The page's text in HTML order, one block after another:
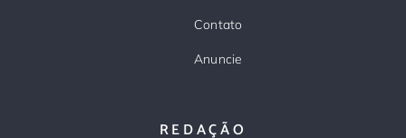
Contato
Anuncie
REDAÇÃO